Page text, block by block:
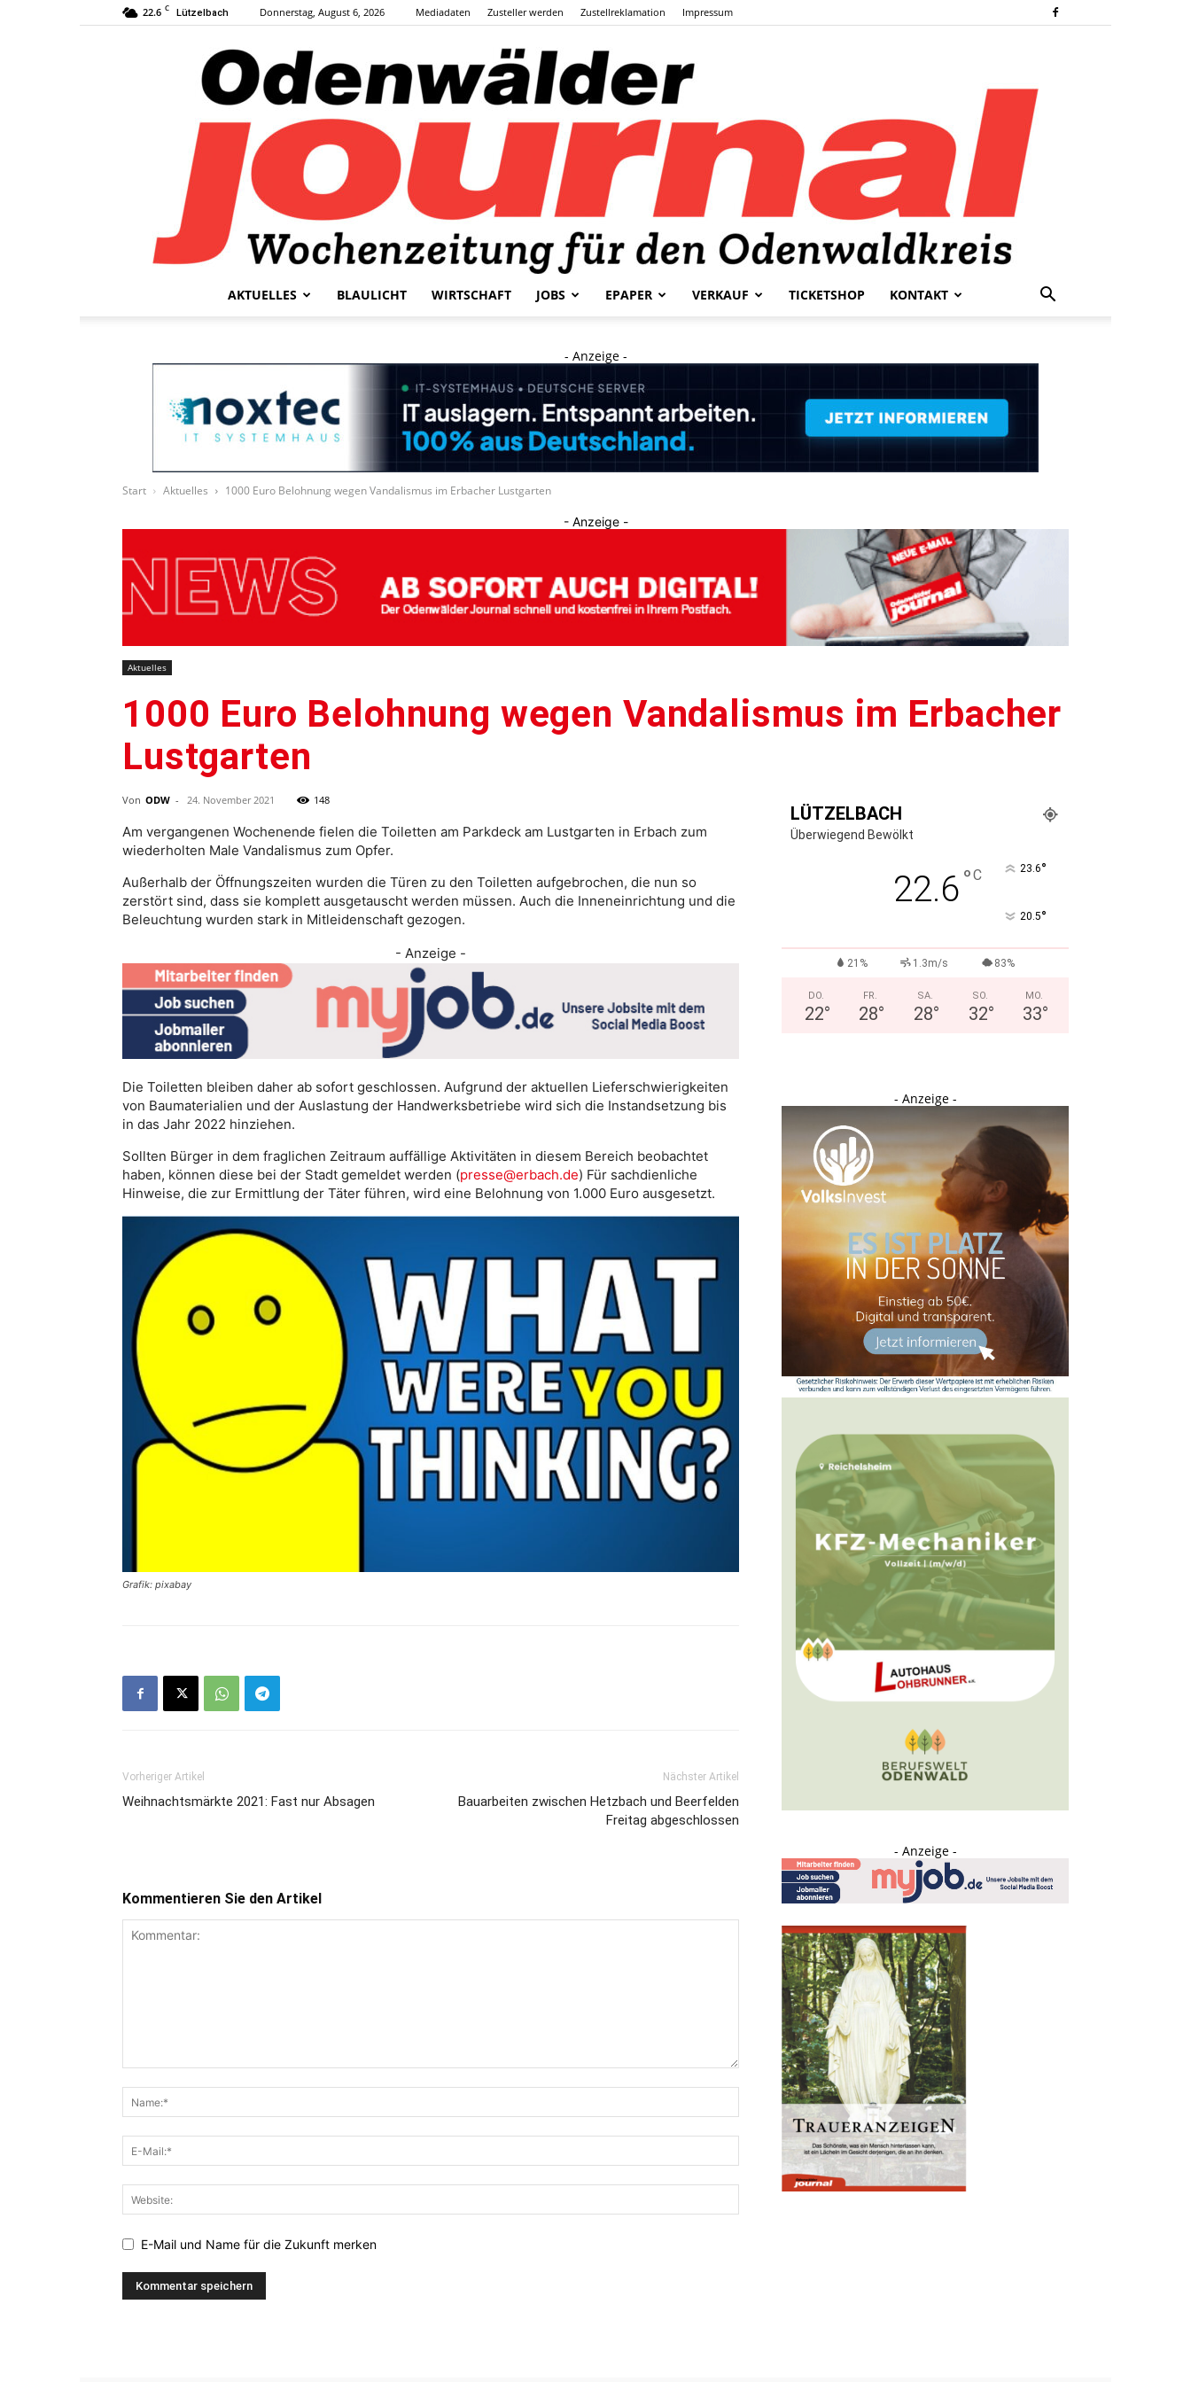
22.6 C Lützelbach Donnerstag, August 6, 2026 Mediadaten Zusteller werden Zustellreklamation Impressum
Journal
AKTUELLES BLAULICHT WIRTSCHAFT JOBS EPAPER VERKAUF TICKETSHOP KONTAKT
- Anzeige -
Start Aktuelles 1000 Euro Belohnung wegen Vandalismus im Erbacher Lustgarten
- Anzeige -
Aktuelles
1000 Euro Belohnung wegen Vandalismus im Erbacher
Lustgarten
Von ODW - 24. November 2021 148
Am vergangenen Wochenende fielen die Toiletten am Parkdeck am Lustgarten in Erbach zum
wiederholten Male Vandalismus zum Opfer.
Außerhalb der Öffnungszeiten wurden die Türen zu den Toiletten aufgebrochen, die nun so
zerstört sind, dass sie komplett ausgetauscht werden müssen. Auch die Inneneinrichtung und die
Beleuchtung wurden stark in Mitleidenschaft gezogen.
- Anzeige -
Die Toiletten bleiben daher ab sofort geschlossen. Aufgrund der aktuellen Lieferschwierigkeiten
von Baumaterialien und der Auslastung der Handwerksbetriebe wird sich die Instandsetzung bis
in das Jahr 2022 hinziehen.
Sollten Bürger in dem fraglichen Zeitraum auffällige Aktivitäten in diesem Bereich beobachtet
haben, können diese bei der Stadt gemeldet werden (presse@erbach.de) Für sachdienliche
Hinweise, die zur Ermittlung der Täter führen, wird eine Belohnung von 1.000 Euro ausgesetzt.
Grafik: pixabay
Vorheriger Artikel
Weihnachtsmärkte 2021: Fast nur Absagen
Nächster Artikel
Bauarbeiten zwischen Hetzbach und Beerfelden
Freitag abgeschlossen
Kommentieren Sie den Artikel
E-Mail und Name für die Zukunft merken
LÜTZELBACH
Überwiegend Bewölkt
22.6°C 23.6°
20.5°
21% 1.3m/s 83%
DO.
22°
FR.
28°
SA.
28°
SO.
32°
MO.
33°
- Anzeige -
- Anzeige -